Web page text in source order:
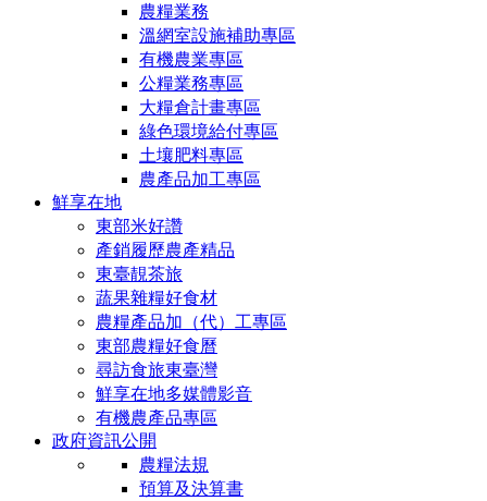
農糧業務
溫網室設施補助專區
有機農業專區
公糧業務專區
大糧倉計畫專區
綠色環境給付專區
土壤肥料專區
農產品加工專區
鮮享在地
東部米好讚
產銷履歷農產精品
東臺靚茶旅
蔬果雜糧好食材
農糧產品加（代）工專區
東部農糧好食曆
尋訪食旅東臺灣
鮮享在地多媒體影音
有機農產品專區
政府資訊公開
農糧法規
預算及決算書